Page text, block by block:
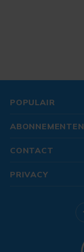
POPULAIR
ABONNEMENTEN
CONTACT
PRIVACY